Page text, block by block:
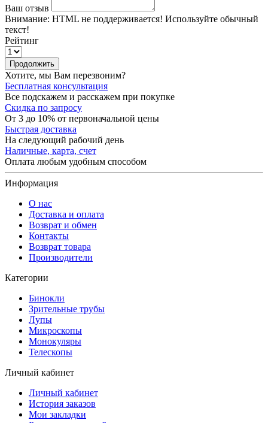
Ваш отзыв
Внимание: HTML не поддерживается! Используйте обычный
текст!
Рейтинг
Продолжить
Хотите, мы Вам перезвоним?
Бесплатная консультация
Все подскажем и расскажем при покупке
Скидка по запросу
От 3 до 10% от первоначальной цены
Быстрая доставка
На следующий рабочий день
Наличные, карта, счет
Оплата любым удобным способом
Информация
О нас
Доставка и оплата
Возврат и обмен
Контакты
Возврат товара
Производители
Категории
Бинокли
Зрительные трубы
Лупы
Микроскопы
Монокуляры
Телескопы
Личный кабинет
Личный кабинет
История заказов
Мои закладки